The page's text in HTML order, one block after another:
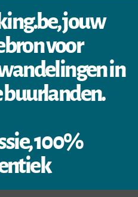
jouw
voor
in
buurlanden.
100%